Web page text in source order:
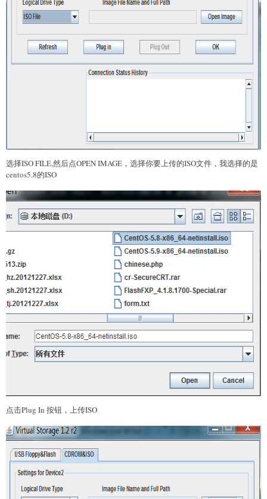
选择ISO FILE,然后点OPEN IMAGE，选择你要上传的ISO文件，我选择的是
centos5.8的ISO
点击Plug In 按钮，上传ISO